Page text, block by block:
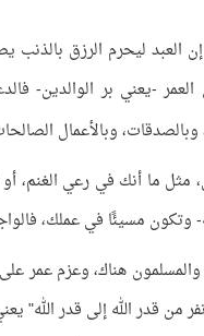
ليحرم الرزق بالذنب
-يعني بر الوالدين-
وبالأعمال
مثل ما أنك في رعي الغنم،
وتكون مسيئًا في عملك،
والمسلمون هناك، وعزم عمر
قدر الله إلى قدر الله"